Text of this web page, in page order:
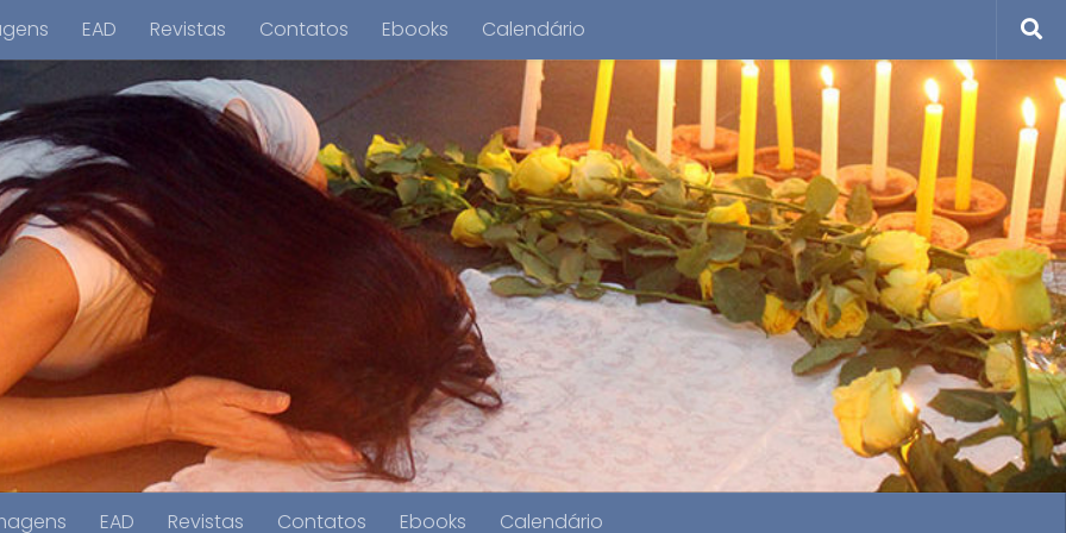
EAD Revistas Contatos Ebooks Calendário
EAD Revistas Contatos Ebooks Calendário